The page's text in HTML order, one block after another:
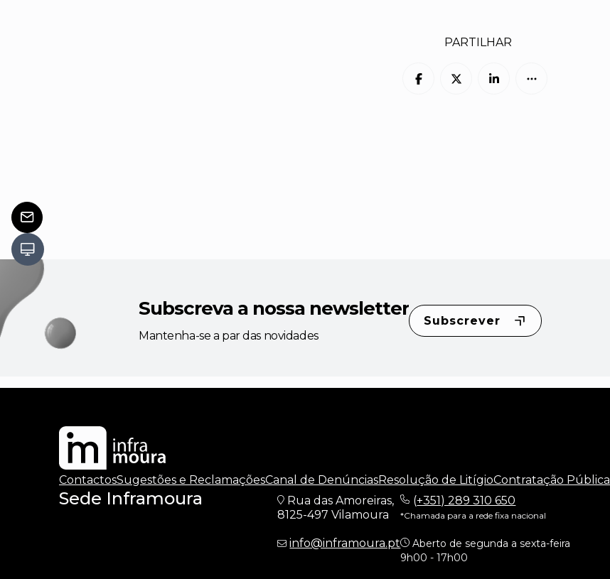
PARTILHAR
Subscreva a nossa newsletter
Mantenha-se a par das novidades
Subscrever
ContactosSugestões e ReclamaçõesCanal de DenúnciasResolução de LitígioContratação Pública
Sede Inframoura
Rua das Amoreiras,
8125-497 Vilamoura
info@inframoura.pt
(+351) 289 310 650
*Chamada para a rede fixa nacional
Aberto de segunda a sexta-feira
9h00 - 17h00